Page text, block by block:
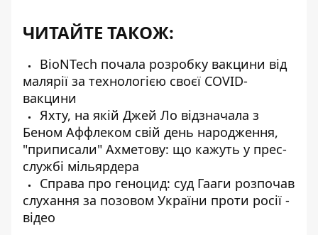
ЧИТАЙТЕ ТАКОЖ:
BioNTech почала розробку вакцини від
малярії за технологією своєї COVID-
вакцини
Яхту, на якій Джей Ло відзначала з
Беном Аффлеком свій день народження,
"приписали" Ахметову: що кажуть у прес-
службі мільярдера
Справа про геноцид: суд Гааги розпочав
слухання за позовом України проти росії -
відео